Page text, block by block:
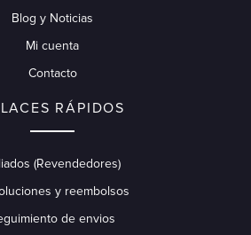
Blog y Noticias
Mi cuenta
Contacto
RÁPIDOS
(Revendedores)
y reembolsos
de envios